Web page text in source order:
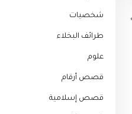
شخصيات
طرائف البخلاء
علوم
قصص أرقام
قصص إسلامية